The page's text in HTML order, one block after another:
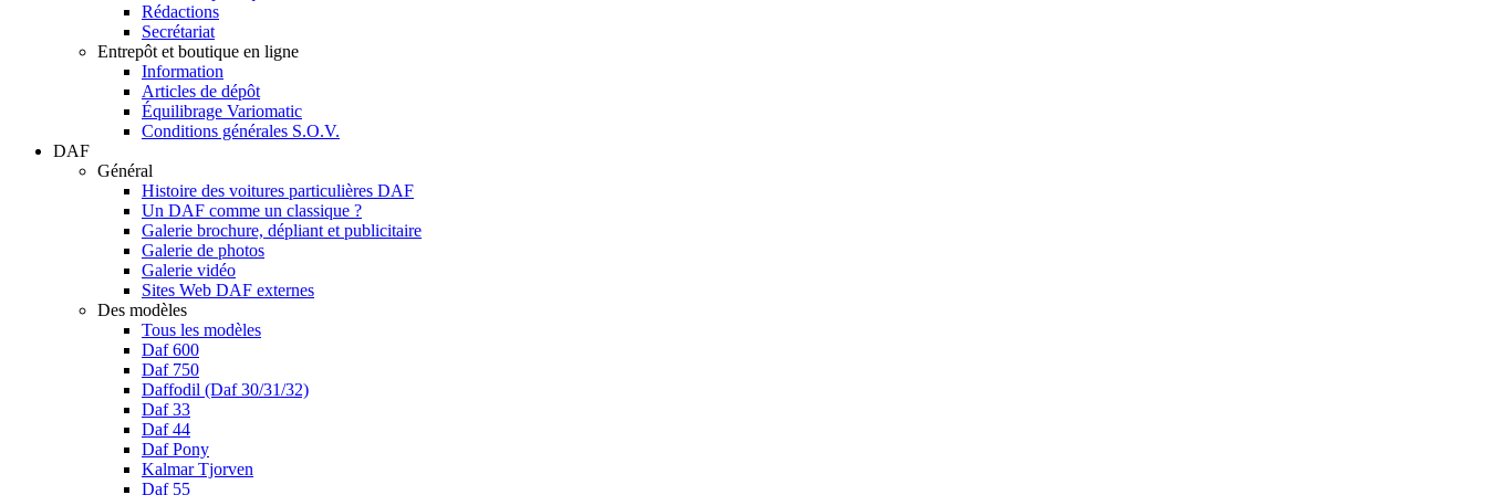
Rédactions
Secrétariat
Entrepôt et boutique en ligne
Information
Articles de dépôt
Équilibrage Variomatic
Conditions générales S.O.V.
DAF
Général
Histoire des voitures particulières DAF
Un DAF comme un classique ?
Galerie brochure, dépliant et publicitaire
Galerie de photos
Galerie vidéo
Sites Web DAF externes
Des modèles
Tous les modèles
Daf 600
Daf 750
Daffodil (Daf 30/31/32)
Daf 33
Daf 44
Daf Pony
Kalmar Tjorven
Daf 55